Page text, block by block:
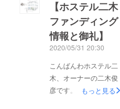
の変化がありました
し、良い事も少しづつ
ですが出てきたと思い
ます。何が起こっても
悪い過去はブツブツ振
り返らず、失敗や思い
出はたまの酒のつまみ
で十分！「今」を一生
とうございました。当
初は100万円でも厳し
いと思いながらも過去
の自分を超えないと未
2倍の200万円でチャ
レンジしてきました。
本当に皆様のお陰で8
【ホステル二木
ファンディング
情報と御礼】
2020/05/31 20:30
こんばんわホステル二
木、オーナーの二木俊
彦です。皆様、コロナ
もっと見る